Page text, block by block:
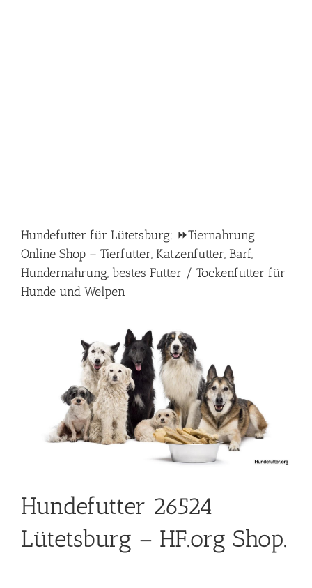
Hundefutter für Lütetsburg: ⏩Tiernahrung
Online Shop – Tierfutter, Katzenfutter, Barf,
Hundernahrung, bestes Futter / Tockenfutter für
Hunde und Welpen
Hundefutter 26524
Lütetsburg – HF.org Shop.